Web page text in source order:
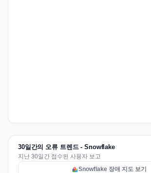
30일간의 오류 트렌드 - Snowflake
지난 30일간 접수된 사용자 보고
Snowflake 장애 지도 보기